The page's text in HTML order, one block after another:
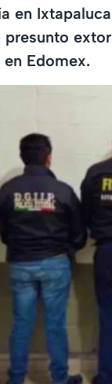
en
presunto
Edomex.